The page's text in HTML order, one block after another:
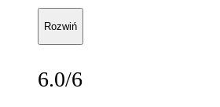
Rozwiń
6.0/6